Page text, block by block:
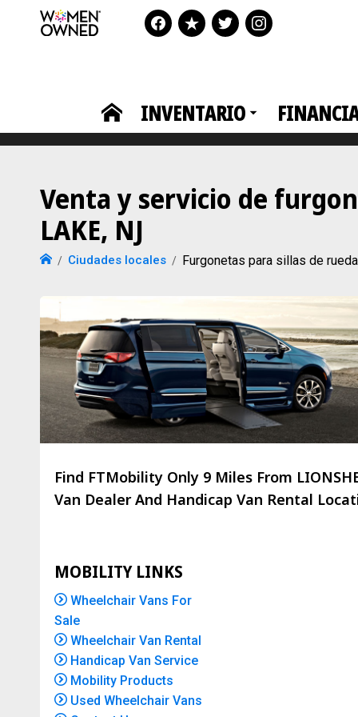
INVENTARIO
Venta y servicio de
LAKE, NJ
Ciudades locales Furgonetas para sillas de
Find FTMobility Only 9 Miles From
Van Dealer And Handicap Van Rental
MOBILITY LINKS
Wheelchair Vans For
Sale
Wheelchair Van Rental
Handicap Van Service
Mobility Products
Used Wheelchair Vans